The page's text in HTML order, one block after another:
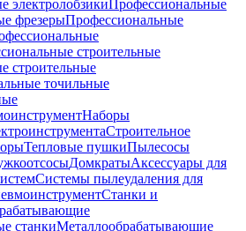
электролобзикиПрофессиональные
фрезерыПрофессиональные
строительные
строительные
точильные
Наборы
Строительное
Тепловые пушкиПылесосы
ДомкратыАксессуары для
Системы пылеудаления для
Станки и
станкиМеталлообрабатывающие